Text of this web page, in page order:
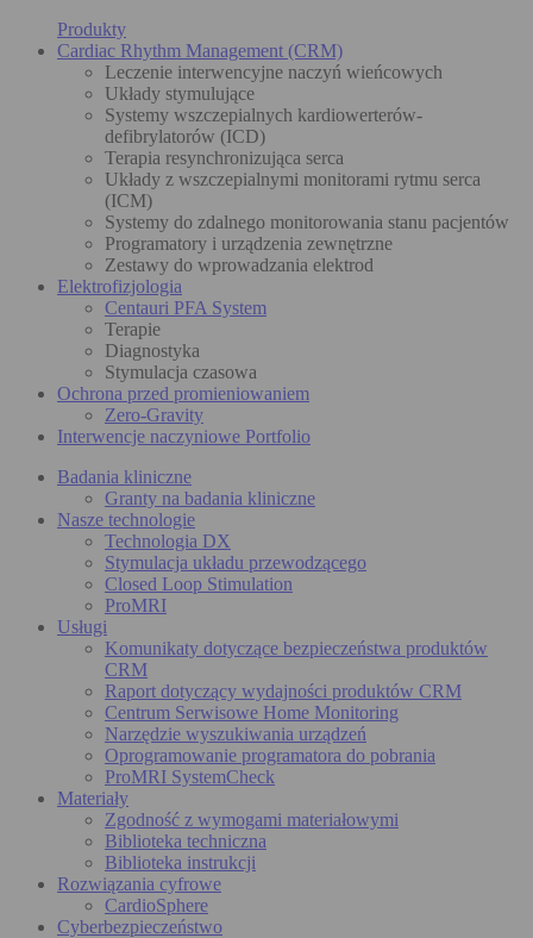
Produkty
Cardiac Rhythm Management (CRM)
Leczenie interwencyjne naczyń wieńcowych
Układy stymulujące
Systemy wszczepialnych kardiowerterów-
defibrylatorów (ICD)
Terapia resynchronizująca serca
Układy z wszczepialnymi monitorami rytmu serca
(ICM)
Systemy do zdalnego monitorowania stanu pacjentów
Programatory i urządzenia zewnętrzne
Zestawy do wprowadzania elektrod
Elektrofizjologia
Centauri PFA System
Terapie
Diagnostyka
Stymulacja czasowa
Ochrona przed promieniowaniem
Zero-Gravity
Interwencje naczyniowe Portfolio
Badania kliniczne
Granty na badania kliniczne
Nasze technologie
Technologia DX
Stymulacja układu przewodzącego
Closed Loop Stimulation
ProMRI
Usługi
Komunikaty dotyczące bezpieczeństwa produktów
CRM
Raport dotyczący wydajności produktów CRM
Centrum Serwisowe Home Monitoring
Narzędzie wyszukiwania urządzeń
Oprogramowanie programatora do pobrania
ProMRI SystemCheck
Materiały
Zgodność z wymogami materiałowymi
Biblioteka techniczna
Biblioteka instrukcji
Rozwiązania cyfrowe
CardioSphere
Cyberbezpieczeństwo